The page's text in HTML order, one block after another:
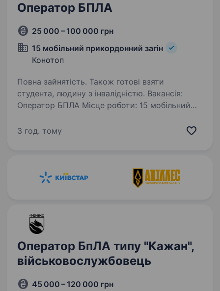
Оператор БПЛА
25 000 – 100 000 грн
15 мобільний прикордонний загін
Конотоп
Повна зайнятість. Також готові взяти
студента, людину з інвалідністю. Вакансія:
Оператор БПЛА Місце роботи: 15 мобільний
безпілотними літальними апаратами (БПЛА)
3 год. тому
Оператор БпЛА типу "Кажан",
військовослужбовець
45 000 – 120 000 грн